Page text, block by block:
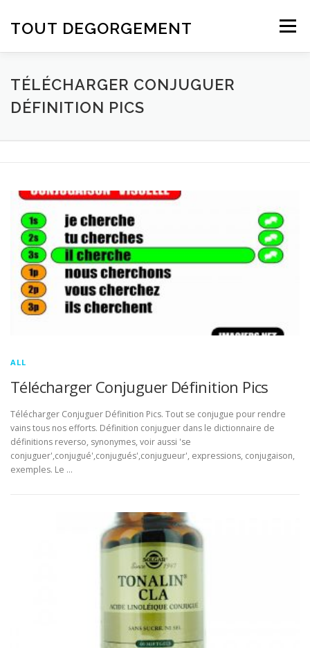
TOUT DEGORGEMENT Menu
TÉLÉCHARGER CONJUGUER
DÉFINITION PICS
ALL
Télécharger Conjuguer Définition Pics
Télécharger Conjuguer Définition Pics. Tout se conjugue pour rendre
vains tous nos efforts. Définition conjuguer dans le dictionnaire de
définitions reverso, synonymes, voir aussi 'se
conjuguer',conjugué',conjugués',conjugueur', expressions, conjugaison,
exemples. Le …